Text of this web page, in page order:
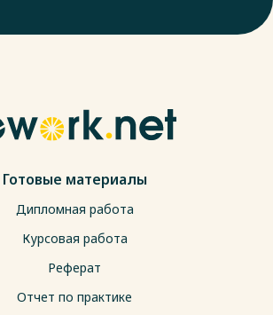
Готовые материалы
Дипломная работа
Курсовая работа
Реферат
Отчет по практике